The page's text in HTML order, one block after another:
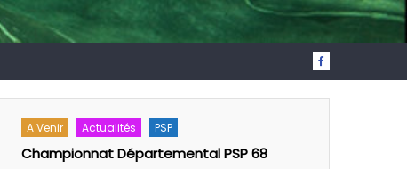
A Venir Actualités PSP
Championnat Départemental PSP 68